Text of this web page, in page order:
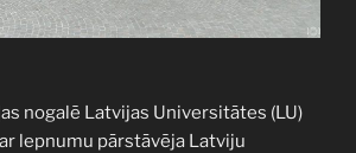
nogalē Latvijas Universitātes (LU)
lepnumu pārstāvēja Latviju